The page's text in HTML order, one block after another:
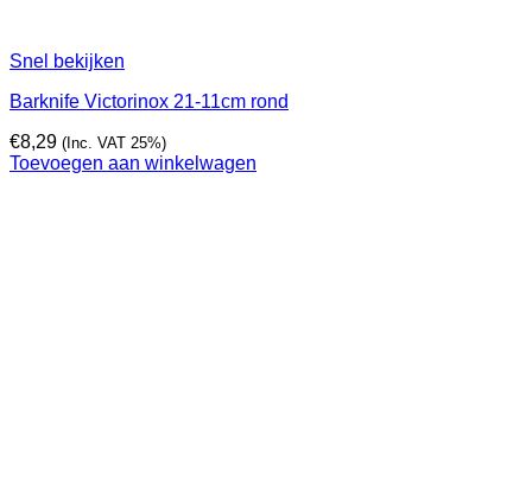
Snel bekijken
Barknife Victorinox 21-11cm rond
€8,29 (Inc. VAT 25%)
Toevoegen aan winkelwagen